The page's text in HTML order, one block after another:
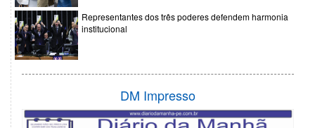
Representantes dos três poderes defendem harmonia
institucional
DM Impresso